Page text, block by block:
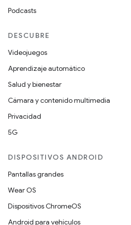
Podcasts
DESCUBRE
Videojuegos
Aprendizaje automático
Salud y bienestar
Cámara y contenido multimedia
Privacidad
5G
DISPOSITIVOS ANDROID
Pantallas grandes
Wear OS
Dispositivos ChromeOS
Android para vehículos